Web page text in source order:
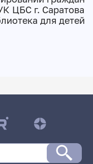
ЦБС г. Саратова
для детей